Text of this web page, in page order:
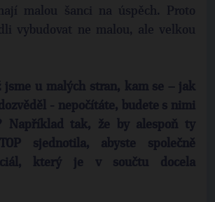
malou šanci na úspěch. Proto
vybudovat ne malou, ale velkou
jsme u malých stran, kam se – jak
- nepočítáte, budete s nimi
Například tak, že by alespoň ty
sjednotila, abyste společně
který je v součtu docela